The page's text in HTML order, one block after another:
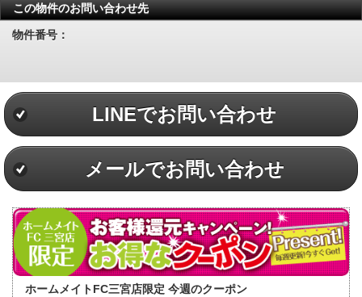
この物件のお問い合わせ先
物件番号：
LINEでお問い合わせ
メールでお問い合わせ
ホームメイトFC三宮店限定 今週のクーポン